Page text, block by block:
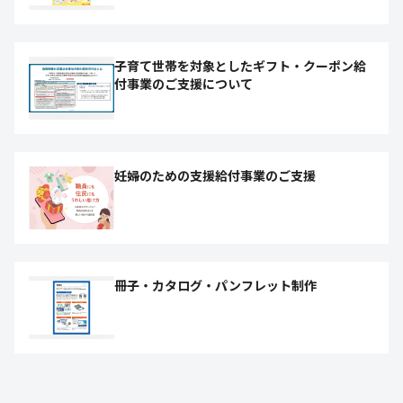
子育て世帯を対象としたギフト・クーポン給
付事業のご支援について
妊婦のための支援給付事業のご支援
冊子・カタログ・パンフレット制作